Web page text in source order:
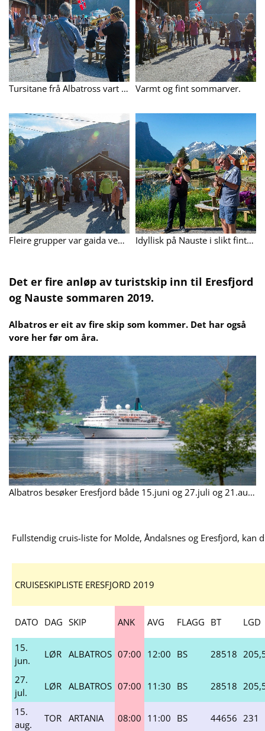
Tursitane frå Albatross vart som, vanleg møtte med feiande flott dixie-musikk av Finn Haukebø og Gunnar Bech. Varmt og fint sommarver.
Fleire grupper var gaida ved spasertur i nærområda på Nauste. Samt at noen vart tatt med på busstur blant anna til Eikesdal. Idyllisk på Nauste i slikt fint sommarver. Gunnar Bech( tv) og Finn Haukebø i aksjon.
Det er fire anløp av turistskip inn til Eresfjord
og Nauste sommaren 2019.
Albatros er eit av fire skip som kommer. Det har også
vore her før om åra.
Albatros besøker Eresfjord både 15.juni og 27.juli og 21.august.
Fullstendig cruis-liste for Molde, Åndalsnes og Eresfjord, kan
CRUISESKIPLISTE ERESFJORD 2019
DATO DAG SKIP ANK AVG FLAGG BT LGD
15.
jun.
LØR ALBATROS 07:00 12:00 BS 28518
27.
jul.
LØR ALBATROS 07:00 11:30 BS 28518
15.
aug.
TOR ARTANIA 08:00 11:00 BS 44656 231